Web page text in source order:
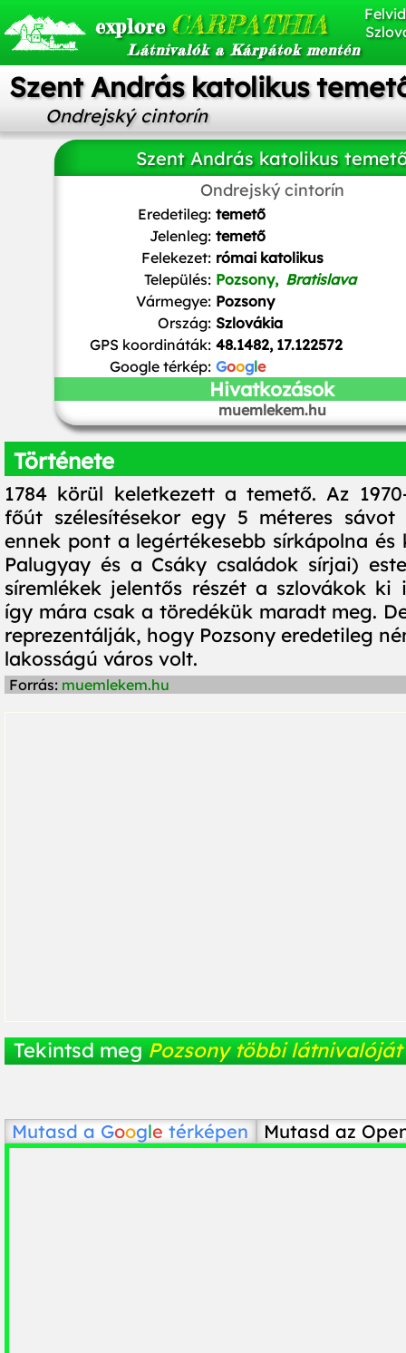
explore CARPATHIA
Látnivalók a Kárpátok mentén
Szent András katolikus
Ondrejský cintorín
Szent András katolikus
Ondrejský cintorín
Karl Gruber/ CC BY-SA
Eredetileg: temető
Jelenleg: temető
Felekezet: római katolikus
Település: Pozsony, Bratislava
Vármegye: Pozsony
Ország: Szlovákia
GPS koordináták: 48.1482, 17.122572
Google térkép: Google
Hivatkozások
muemlekem.hu
Története
1784 körül keletkezett a temető. Az
főút szélesítésekor egy 5 méteres sávot
ennek pont a legértékesebb sírkápolna és
Palugyay és a Csáky családok sírjai)
síremlékek jelentős részét a szlovákok ki
így mára csak a töredékük maradt meg.
reprezentálják, hogy Pozsony eredetileg
lakosságú város volt.
Forrás: muemlekem.hu
Tekintsd meg Pozsony többi látnivalóját
Mutasd a Google térképen Mutasd az